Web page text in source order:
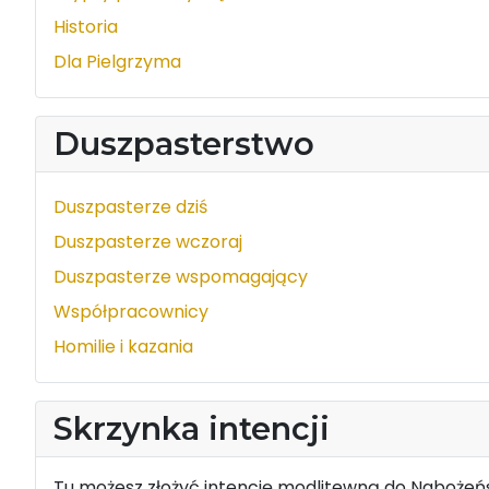
Historia
Dla Pielgrzyma
Duszpasterstwo
Duszpasterze dziś
Duszpasterze wczoraj
Duszpasterze wspomagający
Współpracownicy
Homilie i kazania
Skrzynka intencji